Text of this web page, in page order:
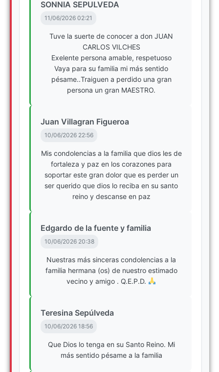
SONNIA SEPULVEDA
11/06/2026 02:21
Tuve la suerte de conocer a don JUAN
CARLOS VILCHES
Exelente persona amable, respetuoso
Vaya para su familia mi más sentido
pésame..Traiguen a perdido una gran
persona un gran MAESTRO.
Juan Villagran Figueroa
10/06/2026 22:56
Mis condolencias a la familia que dios les de
fortaleza y paz en los corazones para
soportar este gran dolor que es perder un
ser querido que dios lo reciba en su santo
reino y descanse en paz
Edgardo de la fuente y familia
10/06/2026 20:38
Nuestras más sinceras condolencias a la
familia hermana (os) de nuestro estimado
vecino y amigo . Q.E.P.D.
Teresina Sepúlveda
10/06/2026 18:56
Que Dios lo tenga en su Santo Reino. Mi
más sentido pésame a la familia